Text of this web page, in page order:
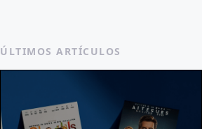
ÚLTIMOS ARTÍCULOS